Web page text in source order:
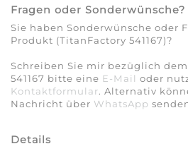
Fragen oder Sonderwünsche?
Sie haben Sonderwünsche oder
Produkt (TitanFactory 541167)?
Schreiben Sie mir bezüglich
541167 bitte eine E-Mail oder
Kontaktformular. Alternativ
Nachricht über WhatsApp
Details